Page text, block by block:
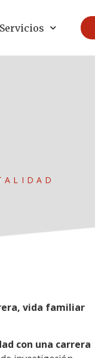
Servicios
vida familiar
con una carrera